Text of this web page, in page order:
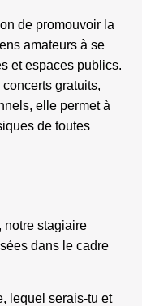
de promouvoir la
amateurs à se
et espaces publics.
gratuits,
elle permet à
de toutes
notre stagiaire
dans le cadre
lequel serais-tu et